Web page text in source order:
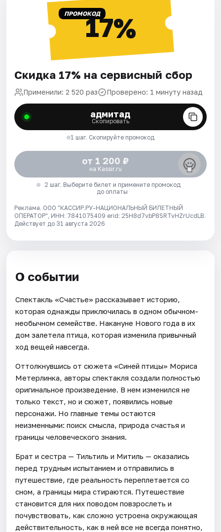
ПРОМОКОД17%
Скидка 17% на сервисный сбор
Применили: 2 520 раз Проверено: 1 минуту назад
адмитад
Скопировать
1 шаг. Скопируйте промокод
от 1 200 ₽
на Kassir.ru
2 шаг. Выберите билет и примените промокод
до оплаты
Реклама. ООО "КАССИР.РУ-НАЦИОНАЛЬНЫЙ БИЛЕТНЫЙ
ОПЕРАТОР", ИНН: 7841075409 erid: 25H8d7vbP8SRTvHZrUcdLB.
Действует до 31 августа 2026
О событии
Спектакль «Счастье» рассказывает историю,
которая однажды приключилась в одном обычном-
необычном семействе. Накануне Нового года в их
дом залетела птица, которая изменила привычный
ход вещей навсегда.
Оттолкнувшись от сюжета «Синей птицы» Мориса
Метерлинка, авторы спектакля создали полностью
оригинальное произведение. В нем изменился не
только текст, но и сюжет, появились новые
персонажи. Но главные темы остаются
неизменными: поиск смысла, природа счастья и
границы человеческого знания.
Брат и сестра — Тильтиль и Митиль — оказались
перед трудным испытанием и отправились в
путешествие, где реальность переплетается со
сном, а границы мира стираются. Путешествие
становится для них поводом повзрослеть и
почувствовать, как сложно устроена окружающая
действительность, как в ней все не всегда понятно,